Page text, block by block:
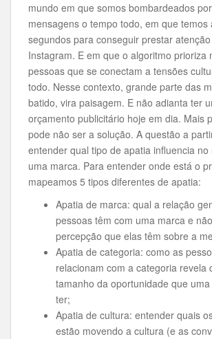
mundo em que somos bombardeados
mensagens o tempo todo, em que temos
segundos para conseguir prestar
Instagram. E em que o algoritmo prioriza
pessoas que se conectam a tensões
todo. Nesse contexto, grande parte das
batido, vira paisagem. E não adianta ter
orçamento publicitário hoje em dia. Mais
pode não ser a solução. A questão a
entender qual tipo de apatia influencia no
uma marca. Para entender onde está o
mapeamos 5 tipos diferentes de apatia:
Apatia de marca: qual a relação
pessoas têm com uma marca e
percepção que elas têm sobre a
Apatia de categoria: como as
relacionam com a categoria revela
tamanho da oportunidade que
ter;
Apatia de cultura: entender quais
estão movendo a cultura (e as